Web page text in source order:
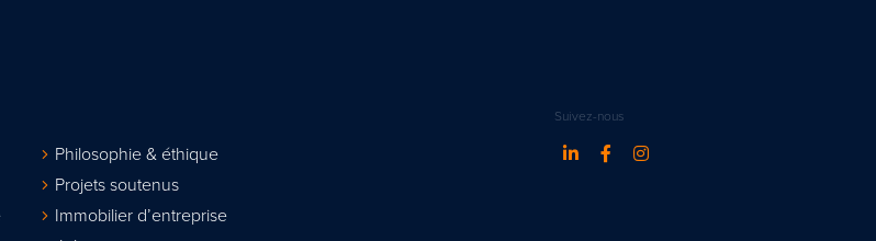
Philosophie & éthique
Projets soutenus
Immobilier d’entreprise
Suivez-nous